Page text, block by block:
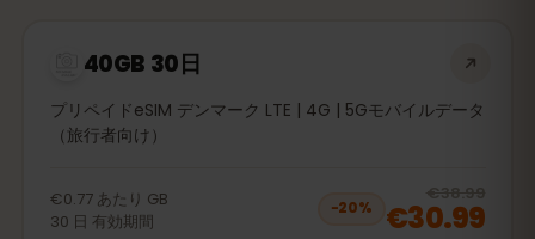
40GB 30日
プリペイドeSIM デンマーク LTE | 4G | 5Gモバイルデータ
（旅行者向け）
€0.77 あたり GB
30 日 有効期間
−20%
€38.99
€30.99